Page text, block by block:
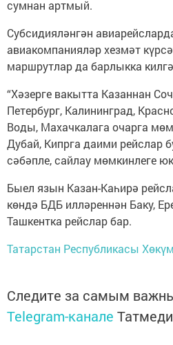
сумнан артмый.
Субсидияләнгән
авиакомпанияләр хезмәт
маршрутлар да барлыкка
“Хәзерге вакытта Казаннан
Петербург, Калининград,
Воды, Махачкалага очарга
Дубай, Кипрга даими рейслар
сәбәпле, сайлау мөмкинлеге
Быел язын Казан-Каһирә
көндә БДБ илләреннән Баку,
Ташкентка рейслар бар.
Татарстан Республикасы
Следите за самым
Telegram-канале